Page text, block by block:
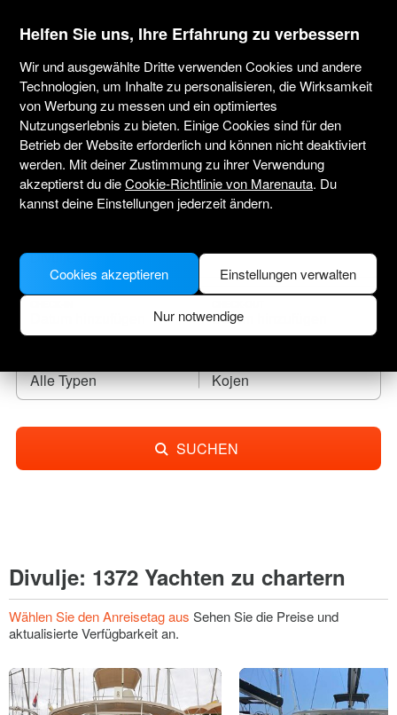
marenauta
Yachtcharter Divulje
Tragen Sie das Anreisedatum ein und finden
Sie Ihr Leihboot.
Alle Typen Kojen
SUCHEN
Divulje: 1372 Yachten zu chartern
Wählen Sie den Anreisetag aus Sehen Sie die Preise und
aktualisierte Verfügbarkeit an.
Helfen Sie uns, Ihre Erfahrung zu verbessern
Wir und ausgewählte Dritte verwenden Cookies und andere
Technologien, um Inhalte zu personalisieren, die Wirksamkeit
von Werbung zu messen und ein optimiertes
Nutzungserlebnis zu bieten. Einige Cookies sind für den
Betrieb der Website erforderlich und können nicht deaktiviert
werden. Mit deiner Zustimmung zu ihrer Verwendung
akzeptierst du dieCookie-Richtlinie von Marenauta. Du
kannst deine Einstellungen jederzeit ändern.
Einstellungen verwalten
Nur notwendige
Cookies akzeptieren